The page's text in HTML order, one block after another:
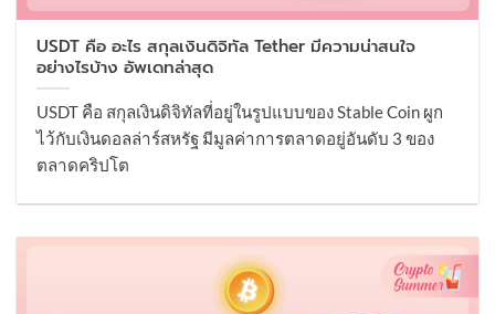
USDT คือ อะไร สกุลเงินดิจิทัล Tether มีความน่าสนใจ
อย่างไรบ้าง อัพเดทล่าสุด
USDT คือ สกุลเงินดิจิทัลที่อยู่ในรูปแบบของ Stable Coin ผูก
ไว้กับเงินดอลล่าร์สหรัฐ มีมูลค่าการตลาดอยู่อันดับ 3 ของ
ตลาดคริปโต